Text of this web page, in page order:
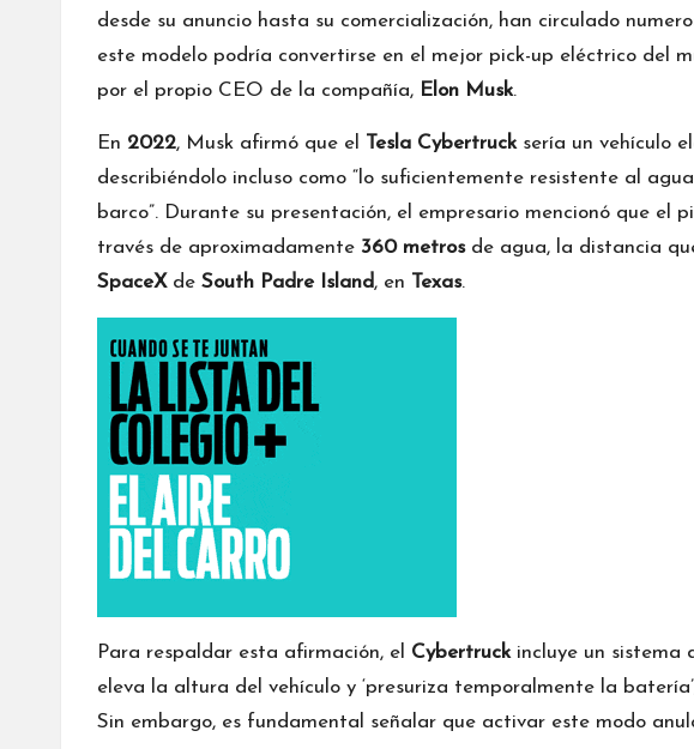
desde su anuncio hasta su comercialización, han circulado
este modelo podría convertirse en el mejor pick-up eléctrico del
por el propio CEO de la compañía, Elon Musk.
En 2022, Musk afirmó que el Tesla Cybertrucksería un vehículo
describiéndolo incluso como “lo suficientemente resistente al
barco”. Durante su presentación, el empresario mencionó que el
través de aproximadamente 360 metrosde agua, la distancia
SpaceXde South Padre Island, en Texas.
Para respaldar esta afirmación, el Cybertruckincluye un sistema
eleva la altura del vehículo y ‘presuriza temporalmente la
Sin embargo, es fundamental señalar que activar este modo